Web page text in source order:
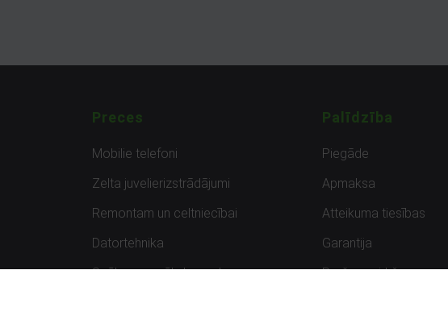
Preces
Mobilie telefoni
Zelta juvelierizstrādājumi
Remontam un celtniecībai
Datortehnika
Spēles un spēļu konsoles
Palīdzība
Piegāde
Apmaksa
Atteikuma tiesības
Garantija
Preču uzpirkšana